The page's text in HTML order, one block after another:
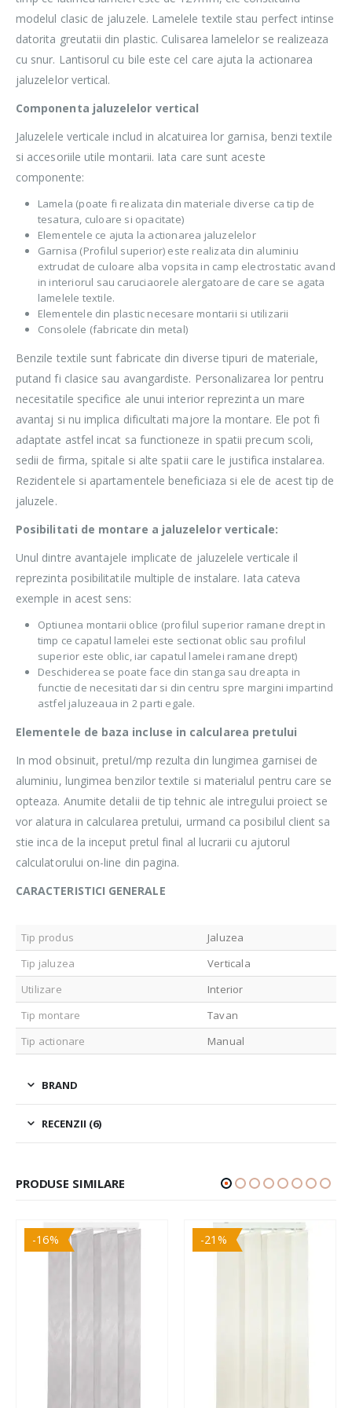
modelul clasic de jaluzele. Lamelele textile stau perfect intinse
datorita greutatii din plastic. Culisarea lamelelor se realizeaza
cu snur. Lantisorul cu bile este cel care ajuta la actionarea
jaluzelelor vertical.
Componenta jaluzelelor vertical
Jaluzelele verticale includ in alcatuirea lor garnisa, benzi textile
si accesoriile utile montarii. Iata care sunt aceste
componente:
Lamela (poate fi realizata din materiale diverse ca tip de
tesatura, culoare si opacitate)
Elementele ce ajuta la actionarea jaluzelelor
Garnisa (Profilul superior) este realizata din aluminiu
extrudat de culoare alba vopsita in camp electrostatic avand
in interiorul sau caruciaorele alergatoare de care se agata
lamelele textile.
Elementele din plastic necesare montarii si utilizarii
Consolele (fabricate din metal)
Benzile textile sunt fabricate din diverse tipuri de materiale,
putand fi clasice sau avangardiste. Personalizarea lor pentru
necesitatile specifice ale unui interior reprezinta un mare
avantaj si nu implica dificultati majore la montare. Ele pot fi
adaptate astfel incat sa functioneze in spatii precum scoli,
sedii de firma, spitale si alte spatii care le justifica instalarea.
Rezidentele si apartamentele beneficiaza si ele de acest tip de
jaluzele.
Posibilitati de montare a jaluzelelor verticale:
Unul dintre avantajele implicate de jaluzelele verticale il
reprezinta posibilitatile multiple de instalare. Iata cateva
exemple in acest sens:
Optiunea montarii oblice (profilul superior ramane drept in
timp ce capatul lamelei este sectionat oblic sau profilul
superior este oblic, iar capatul lamelei ramane drept)
Deschiderea se poate face din stanga sau dreapta in
functie de necesitati dar si din centru spre margini impartind
astfel jaluzeaua in 2 parti egale.
Elementele de baza incluse in calcularea pretului
In mod obsinuit, pretul/mp rezulta din lungimea garnisei de
aluminiu, lungimea benzilor textile si materialul pentru care se
opteaza. Anumite detalii de tip tehnic ale intregului proiect se
vor alatura in calcularea pretului, urmand ca posibilul client sa
stie inca de la inceput pretul final al lucrarii cu ajutorul
calculatorului on-line din pagina.
CARACTERISTICI GENERALE
Tip produs
Jaluzea
Tip jaluzea
Verticala
Utilizare
Interior
Tip montare
Tavan
Tip actionare
Manual
BRAND
RECENZII (6)
PRODUSE SIMILARE
-16% -21%